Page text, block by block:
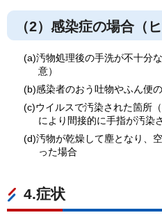
（2）感染症の場合（
(a)汚物処理後の手洗が不十分
意）
(b)感染者のおう吐物やふん便
(c)ウイルスで汚染された箇所
により間接的に手指が汚染
(d)汚物が乾燥して塵となり、
った場合
4.症状